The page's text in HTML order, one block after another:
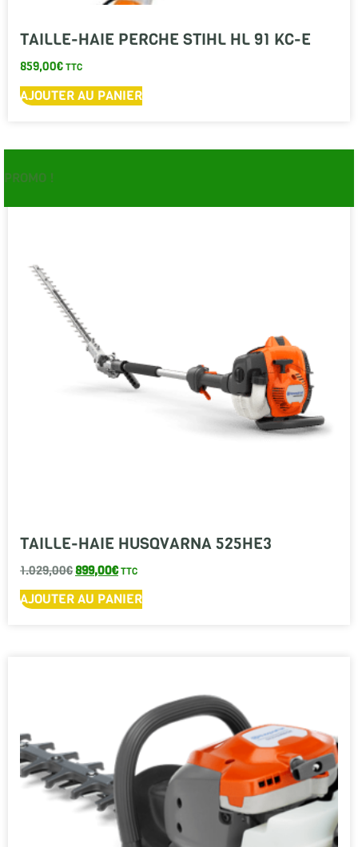
TAILLE-HAIE PERCHE STIHL HL 91 KC-E
859,00€TTC
AJOUTER AU PANIER
PROMO !
TAILLE-HAIE HUSQVARNA 525HE3
1.029,00€899,00€TTC
AJOUTER AU PANIER